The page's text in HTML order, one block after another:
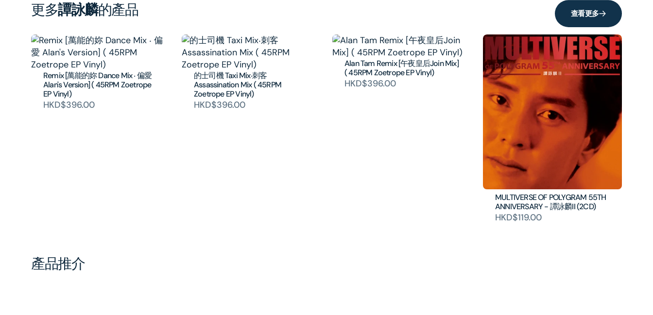
3xVinyl) 3xVinyl)
更多譚詠麟的產品 查看更多
Remix [萬能的妳 Dance Mix ‧ 偏愛
Alan's Version] ( 45RPM Zoetrope
EP Vinyl)
HKD$396.00
的士司機 Taxi Mix‧刺客
Assassination Mix ( 45RPM
Zoetrope EP Vinyl)
HKD$396.00
Alan Tam Remix [午夜皇后Join Mix]
( 45RPM Zoetrope EP Vinyl)
HKD$396.00
MULTIVERSE OF POLYGRAM 55TH
ANNIVERSARY - 譚詠麟II (2CD)
HKD$119.00
產品推介